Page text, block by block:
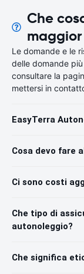
Che
Le domande e le
delle domande
consultare la
mettersi in
EasyTerra
Cosa devo fare
Ci sono costi
Che tipo di
autonoleggio?
Che significa